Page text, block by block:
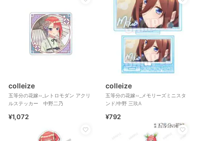
colleize
五等分の花嫁∽_レトロモダン アクリ
ルステッカー 中野二乃
¥1,072
colleize
五等分の花嫁∽_メモリーズミニスタ
ンド/中野 三玖A
¥792